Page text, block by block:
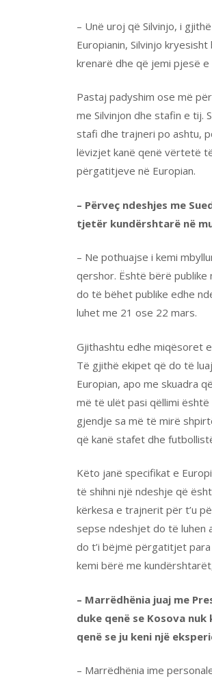
– Unë uroj që Silvinjo, i
Europianin, Silvinjo
krenarë dhe që jemi pjesë
Pastaj padyshim ose më
me Silvinjon dhe stafin e tij.
stafi dhe trajneri po ashtu,
lëvizjet kanë qenë vërtetë
përgatitjeve në Europian.
– Përveç ndeshjes me
tjetër kundërshtarë në
– Ne pothuajse i kemi
qershor. Është bërë
do të bëhet publike edhe
luhet me 21 ose 22 mars.
Gjithashtu edhe miqësoret
Të gjithë ekipet që do të
Europian, apo me skuadra
më të ulët pasi qëllimi
gjendje sa më të mirë
që kanë stafet dhe
Këto janë specifikat e
të shihni një ndeshje që
kërkesa e trajnerit për t’u
sepse ndeshjet do të luhen
do t’i bëjmë përgatitjet
kemi bërë me
– Marrëdhënia juaj me
duke qenë se Kosova
qenë se ju keni një
– Marrëdhënia ime